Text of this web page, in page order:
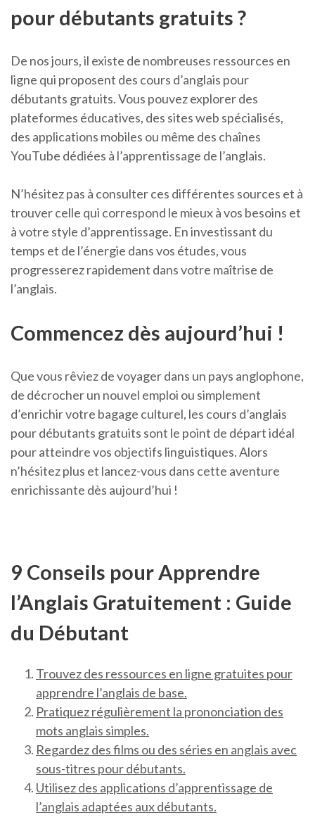
pour débutants gratuits ?
De nos jours, il existe de nombreuses ressources en
ligne qui proposent des cours d’anglais pour
débutants gratuits. Vous pouvez explorer des
plateformes éducatives, des sites web spécialisés,
des applications mobiles ou même des chaînes
YouTube dédiées à l’apprentissage de l’anglais.
N’hésitez pas à consulter ces différentes sources et à
trouver celle qui correspond le mieux à vos besoins et
à votre style d’apprentissage. En investissant du
temps et de l’énergie dans vos études, vous
progresserez rapidement dans votre maîtrise de
l’anglais.
Commencez dès aujourd’hui !
Que vous rêviez de voyager dans un pays anglophone,
de décrocher un nouvel emploi ou simplement
d’enrichir votre bagage culturel, les cours d’anglais
pour débutants gratuits sont le point de départ idéal
pour atteindre vos objectifs linguistiques. Alors
n’hésitez plus et lancez-vous dans cette aventure
enrichissante dès aujourd’hui !
9 Conseils pour Apprendre
l’Anglais Gratuitement : Guide
du Débutant
Trouvez des ressources en ligne gratuites pour
apprendre l’anglais de base.
Pratiquez régulièrement la prononciation des
mots anglais simples.
Regardez des films ou des séries en anglais avec
sous-titres pour débutants.
Utilisez des applications d’apprentissage de
l’anglais adaptées aux débutants.